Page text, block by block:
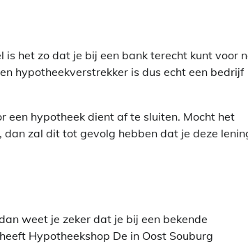
is het zo dat je bij een bank terecht kunt voor
hypotheekverstrekker is dus echt een bedrijf
een hypotheek dient af te sluiten. Mocht het
zal dit tot gevolg hebben dat je deze
weet je zeker dat je bij een bekende
Hypotheekshop De in Oost Souburg